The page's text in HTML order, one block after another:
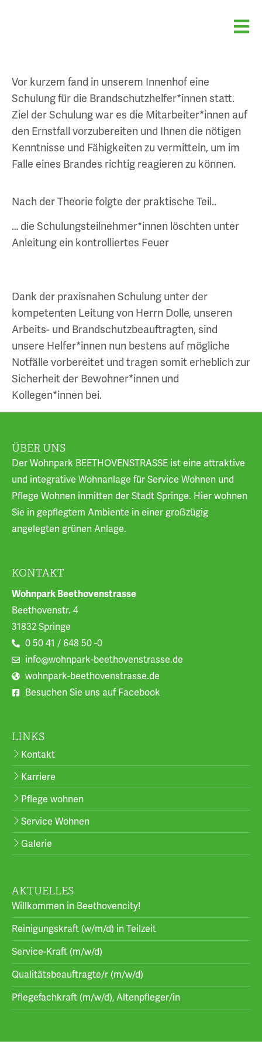
Vor kurzem fand in unserem Innenhof eine
Schulung für die Brandschutzhelfer*innen statt.
Ziel der Schulung war es die Mitarbeiter*innen auf
den Ernstfall vorzubereiten und Ihnen die nötigen
Kenntnisse und Fähigkeiten zu vermitteln, um im
Falle eines Brandes richtig reagieren zu können.
Nach der Theorie folgte der praktische Teil..
… die Schulungsteilnehmer*innen löschten unter
Anleitung ein kontrolliertes Feuer
Dank der praxisnahen Schulung unter der
kompetenten Leitung von Herrn Dolle, unseren
Arbeits- und Brandschutzbeauftragten, sind
unsere Helfer*innen nun bestens auf mögliche
Notfälle vorbereitet und tragen somit erheblich zur
Sicherheit der Bewohner*innen und
Kollegen*innen bei.
ÜBER UNS
Der Wohnpark BEETHOVENSTRASSE ist eine attraktive
und integrative Wohnanlage für Service Wohnen und
Pflege Wohnen inmitten der Stadt Springe. Hier wohnen
Sie in gepflegtem Ambiente in einer großzügig
angelegten grünen Anlage.
KONTAKT
Wohnpark Beethovenstrasse
Beethovenstr. 4
31832 Springe
0 50 41 / 648 50 -0
info@wohnpark-beethovenstrasse.de
wohnpark-beethovenstrasse.de
Besuchen Sie uns auf Facebook
LINKS
Kontakt
Karriere
Pflege wohnen
Service Wohnen
Galerie
AKTUELLES
Willkommen in Beethovencity!
Reinigungskraft (w/m/d) in Teilzeit
Service-Kraft (m/w/d)
Qualitätsbeauftragte/r (m/w/d)
Pflegefachkraft (m/w/d), Altenpfleger/in